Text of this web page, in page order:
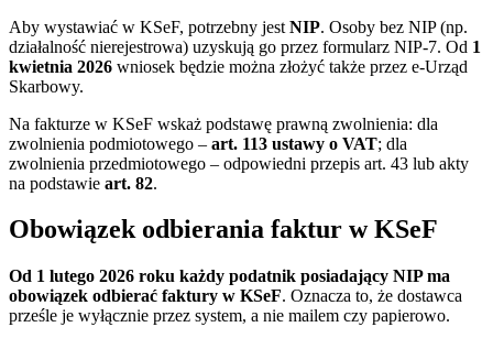
Aby wystawiać w KSeF, potrzebny jest NIP. Osoby bez NIP (np.
działalność nierejestrowa) uzyskują go przez formularz NIP-7. Od 1
kwietnia 2026 wniosek będzie można złożyć także przez e-Urząd
Skarbowy.
Na fakturze w KSeF wskaż podstawę prawną zwolnienia: dla
zwolnienia podmiotowego – art. 113 ustawy o VAT; dla
zwolnienia przedmiotowego – odpowiedni przepis art. 43 lub akty
na podstawie art. 82.
Obowiązek odbierania faktur w KSeF
Od 1 lutego 2026 roku każdy podatnik posiadający NIP ma
obowiązek odbierać faktury w KSeF. Oznacza to, że dostawca
prześle je wyłącznie przez system, a nie mailem czy papierowo.